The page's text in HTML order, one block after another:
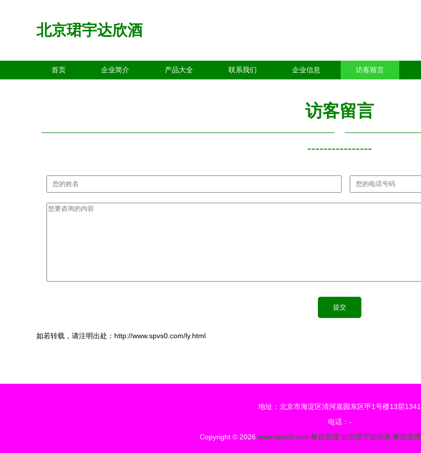
北京珺宇达欣酒
首页 企业简介 产品大全 联系我们 企业信息 访客留言
访客留言
----------------
如若转载，请注明出处：http://www.spvs0.com/ly.html
地址：北京市海淀区清河嘉园东区甲1号楼13层1341
电话：-
Copyright © 2026 www.spvs0.com 餐饮管理 北京珺宇达欣酒 餐饮管理